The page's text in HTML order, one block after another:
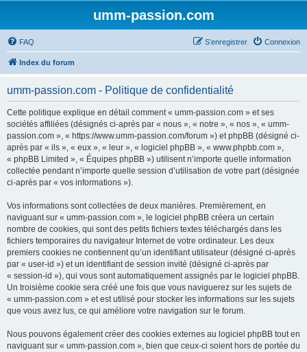
umm-passion.com
FAQ Connexion
S’enregistrer
Index du forum
umm-passion.com - Politique de confidentialité
Cette politique explique en détail comment « umm-passion.com » et ses
sociétés affiliées (désignés ci-après par « nous », « notre », « nos », « umm-
passion.com », « https://www.umm-passion.com/forum ») et phpBB (désigné ci-
après par « ils », « eux », « leur », « logiciel phpBB », « www.phpbb.com »,
« phpBB Limited », « Équipes phpBB ») utilisent n’importe quelle information
collectée pendant n’importe quelle session d’utilisation de votre part (désignée
ci-après par « vos informations »).
Vos informations sont collectées de deux manières. Premièrement, en
naviguant sur « umm-passion.com », le logiciel phpBB créera un certain
nombre de cookies, qui sont des petits fichiers textes téléchargés dans les
fichiers temporaires du navigateur Internet de votre ordinateur. Les deux
premiers cookies ne contiennent qu’un identifiant utilisateur (désigné ci-après
par « user-id ») et un identifiant de session invité (désigné ci-après par
« session-id »), qui vous sont automatiquement assignés par le logiciel phpBB.
Un troisième cookie sera créé une fois que vous naviguerez sur les sujets de
« umm-passion.com » et est utilisé pour stocker les informations sur les sujets
que vous avez lus, ce qui améliore votre navigation sur le forum.
Nous pouvons également créer des cookies externes au logiciel phpBB tout en
naviguant sur « umm-passion.com », bien que ceux-ci soient hors de portée du